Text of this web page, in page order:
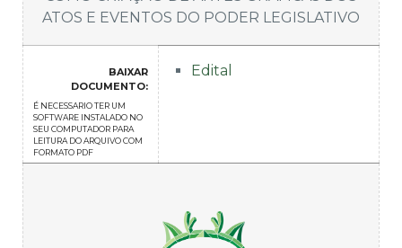
ATOS E EVENTOS DO PODER LEGISLATIVO
BAIXAR
DOCUMENTO:
É NECESSARIO TER UM
SOFTWARE INSTALADO NO
SEU COMPUTADOR PARA
LEITURA DO ARQUIVO COM
FORMATO PDF
Edital